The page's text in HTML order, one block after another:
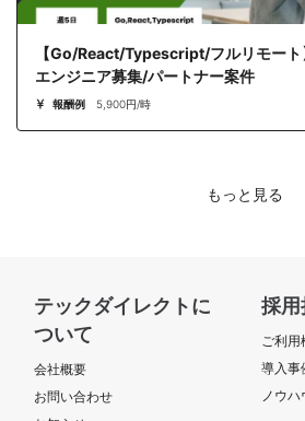
【Go/React/Typescript/フルリモー
エンジニア募集/パートナー案件
報酬例 5,900円/時
もっと見る
テックダイレクトに
ついて
会社概要
お問い合わせ
採
ご利用
導入事
ノウハ